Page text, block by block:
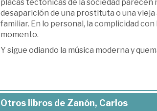
placas tectónicas de la sociedad parecen
desaparición de una prostituta o una
familiar. En lo personal, la complicidad
momento.
Y sigue odiando la música moderna y
Otros libros de Zanón, Carlos